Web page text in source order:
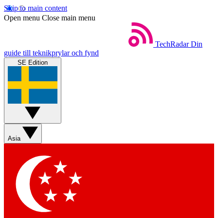
Skip to main content
Open menu Close main menu
TechRadar Din
guide till teknikprylar och fynd
SE Edition
Asia